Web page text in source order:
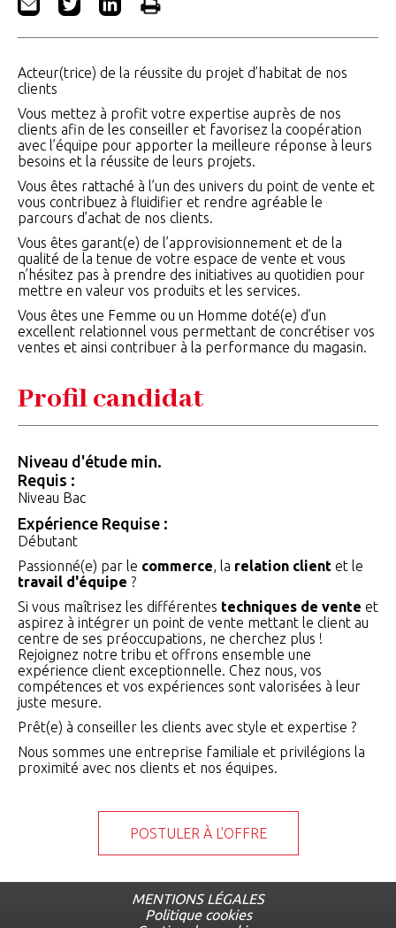
Acteur(trice) de la réussite du projet d’habitat de nos
clients
Vous mettez à profit votre expertise auprès de nos
clients afin de les conseiller et favorisez la coopération
avec l’équipe pour apporter la meilleure réponse à leurs
besoins et la réussite de leurs projets.
Vous êtes rattaché à l’un des univers du point de vente et
vous contribuez à fluidifier et rendre agréable le
parcours d’achat de nos clients.
Vous êtes garant(e) de l’approvisionnement et de la
qualité de la tenue de votre espace de vente et vous
n’hésitez pas à prendre des initiatives au quotidien pour
mettre en valeur vos produits et les services.
Vous êtes une Femme ou un Homme doté(e) d’un
excellent relationnel vous permettant de concrétiser vos
ventes et ainsi contribuer à la performance du magasin.
Profil candidat
Niveau d'étude min.
Requis :
Niveau Bac
Expérience Requise :
Débutant
Passionné(e) par le commerce, la relation client et le
travail d'équipe ?
Si vous maîtrisez les différentes techniques de vente et
aspirez à intégrer un point de vente mettant le client au
centre de ses préoccupations, ne cherchez plus !
Rejoignez notre tribu et offrons ensemble une
expérience client exceptionnelle. Chez nous, vos
compétences et vos expériences sont valorisées à leur
juste mesure.
Prêt(e) à conseiller les clients avec style et expertise ?
Nous sommes une entreprise familiale et privilégions la
proximité avec nos clients et nos équipes.
POSTULER À L'OFFRE
MENTIONS LÉGALES
Politique cookies